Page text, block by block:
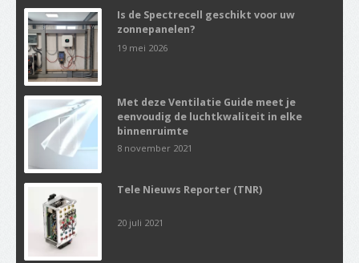
Is de Spectrecell geschikt voor uw
zonnepanelen?
19 mei 2026
Met deze Ventilatie Guide meet je
eenvoudig de luchtkwaliteit in elke
binnenruimte
8 november 2021
Tele Nieuws Reporter (TNR)
20 juli 2021